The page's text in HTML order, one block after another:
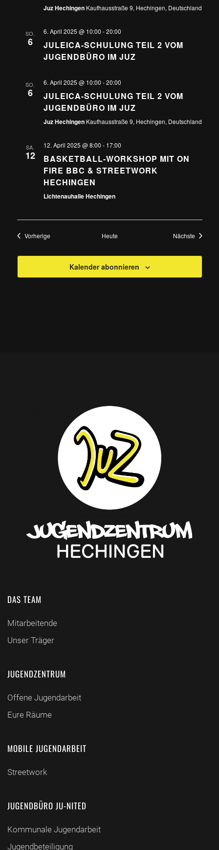
Juz Hechingen Kaufhausstraße 9, Hechingen, Deutschland
SO.
6
6. April 2025 @ 10:00 -20:00
JULEICA-SCHULUNG TEIL 2 VOM
JUGENDBÜRO IM JUZ
SO.
6
6. April 2025 @ 10:00 -20:00
JULEICA-SCHULUNG TEIL 2 VOM
JUGENDBÜRO IM JUZ
Juz Hechingen Kaufhausstraße 9, Hechingen, Deutschland
SA.
12
12. April 2025 @ 8:00 - 17:00
BASKETBALL-WORKSHOP MIT ON
FIRE BBC & STREETWORK
HECHINGEN
Lichtenauhalle Hechingen
VorherigeVeranstaltungen Heute Nächste
Kalender abonnieren
DAS TEAM
Mitarbeitende
Unser Träger
JUGENDZENTRUM
Offene Jugendarbeit
Eure Räume
MOBILE JUGENDARBEIT
Streetwork
JUGENDBÜRO JU-NITED
Kommunale Jugendarbeit
Jugendbeteiligung